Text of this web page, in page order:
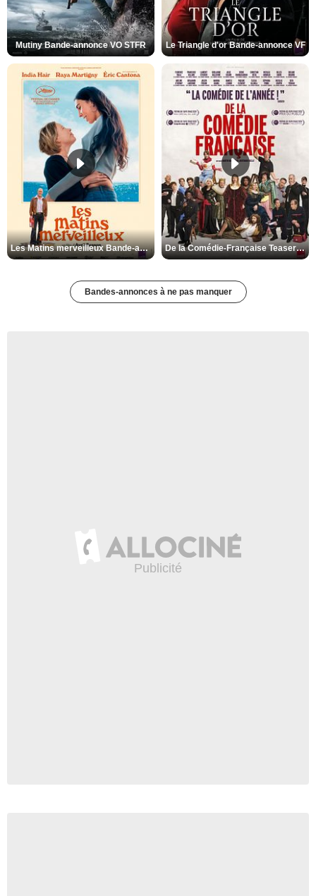
Mutiny Bande-annonce VO STFR Le Triangle d'or Bande-annonce VF
Les Matins merveilleux Bande-annonce VF De la Comédie-Française Teaser VF
Bandes-annonces à ne pas manquer